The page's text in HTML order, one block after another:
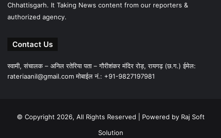
Chhattisgarh. It Taking News content from our reporters &
authorized agency.
Contact Us
स्वामी, संचालक – अनिल रतेरिया पता – गौरीशंकर मंदिर रोड़, रायगढ़ (छ.ग.) ईमेल:
rateriaanil@gmail.comमोबाईल नं.: +91-9827197981
© Copyright 2026, All Rights Reserved | Powered by Raj Soft
Solution